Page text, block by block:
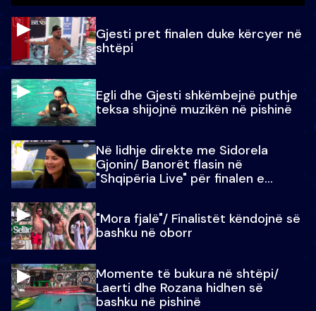
Gjesti pret finalen duke kërcyer në
shtëpi
Egli dhe Gjesti shkëmbejnë puthje
teksa shijojnë muzikën në pishinë
Në lidhje direkte me Sidorela
Gjonin/ Banorët flasin në
"Shqipëria Live" për finalen e
"Mora fjalë"/ Finalistët këndojnë së
bashku në oborr
Momente të bukura në shtëpi/
Laerti dhe Rozana hidhen së
bashku në pishinë